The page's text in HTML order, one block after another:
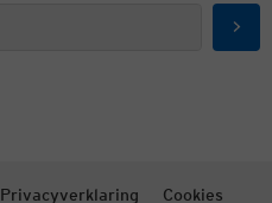
Privacyverklaring Cookies